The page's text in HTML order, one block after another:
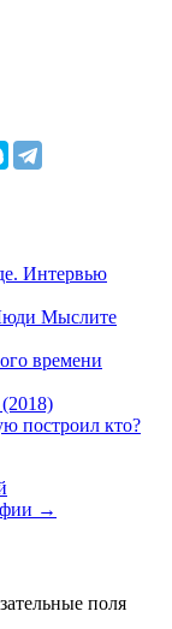
Интервью
Мыслите
времени
построил кто?
→
поля